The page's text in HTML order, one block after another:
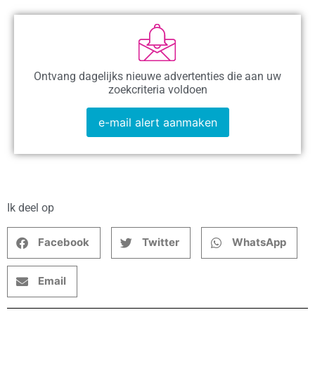
Ontvang dagelijks nieuwe advertenties die aan uw
zoekcriteria voldoen
e-mail alert aanmaken
Ik deel op
Facebook Twitter WhatsApp
Email